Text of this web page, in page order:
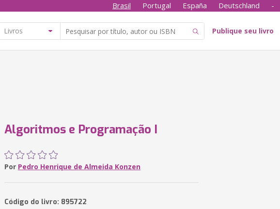
Brasil Portugal España Deutschland -
Publique seu livro
Algoritmos e Programação I
Por Pedro Henrique de Almeida Konzen
Código do livro: 895722